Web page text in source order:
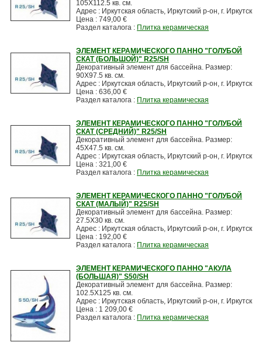
105X112.5 кв. см.
Адрес : Иркутская область, Иркутский р-он, г. Иркутск
Цена : 749,00 €
Раздел каталога : Плитка керамическая
ЭЛЕМЕНТ КЕРАМИЧЕСКОГО ПАННО "ГОЛУБОЙ
СКАТ (БОЛЬШОЙ)" R25/SH
Декоративный элемент для бассейна. Размер:
90X97.5 кв. см.
Адрес : Иркутская область, Иркутский р-он, г. Иркутск
Цена : 636,00 €
Раздел каталога : Плитка керамическая
ЭЛЕМЕНТ КЕРАМИЧЕСКОГО ПАННО "ГОЛУБОЙ
СКАТ (СРЕДНИЙ)" R25/SH
Декоративный элемент для бассейна. Размер:
45X47.5 кв. см.
Адрес : Иркутская область, Иркутский р-он, г. Иркутск
Цена : 321,00 €
Раздел каталога : Плитка керамическая
ЭЛЕМЕНТ КЕРАМИЧЕСКОГО ПАННО "ГОЛУБОЙ
СКАТ (МАЛЫЙ)" R25/SH
Декоративный элемент для бассейна. Размер:
27.5X30 кв. см.
Адрес : Иркутская область, Иркутский р-он, г. Иркутск
Цена : 192,00 €
Раздел каталога : Плитка керамическая
ЭЛЕМЕНТ КЕРАМИЧЕСКОГО ПАННО "АКУЛА
(БОЛЬШАЯ)" S50/SH
Декоративный элемент для бассейна. Размер:
102.5X125 кв. см.
Адрес : Иркутская область, Иркутский р-он, г. Иркутск
Цена : 1 209,00 €
Раздел каталога : Плитка керамическая